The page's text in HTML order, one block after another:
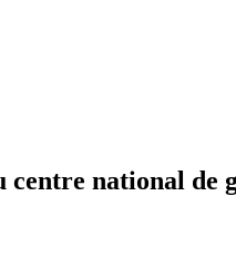
national de